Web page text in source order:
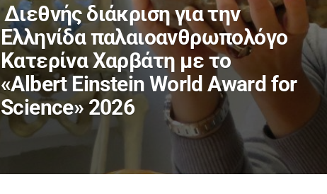
Διεθνής διάκριση για την
Ελληνίδα παλαιοανθρωπολόγο
Κατερίνα Χαρβάτη με το
«Albert Einstein World Award for
Science» 2026